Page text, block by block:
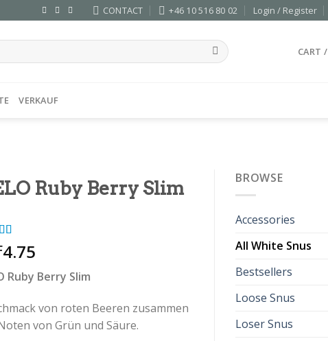
CONTACT +46 10 516 80 02 Login / Register
CART /
VERKAUF
Ruby Berry Slim
5.00
5
4.75
Ruby Berry Slim
von roten Beeren zusammen
von Grün und Säure.
BROWSE
Accessories
All White Snus
Bestsellers
Loose Snus
Loser Snus